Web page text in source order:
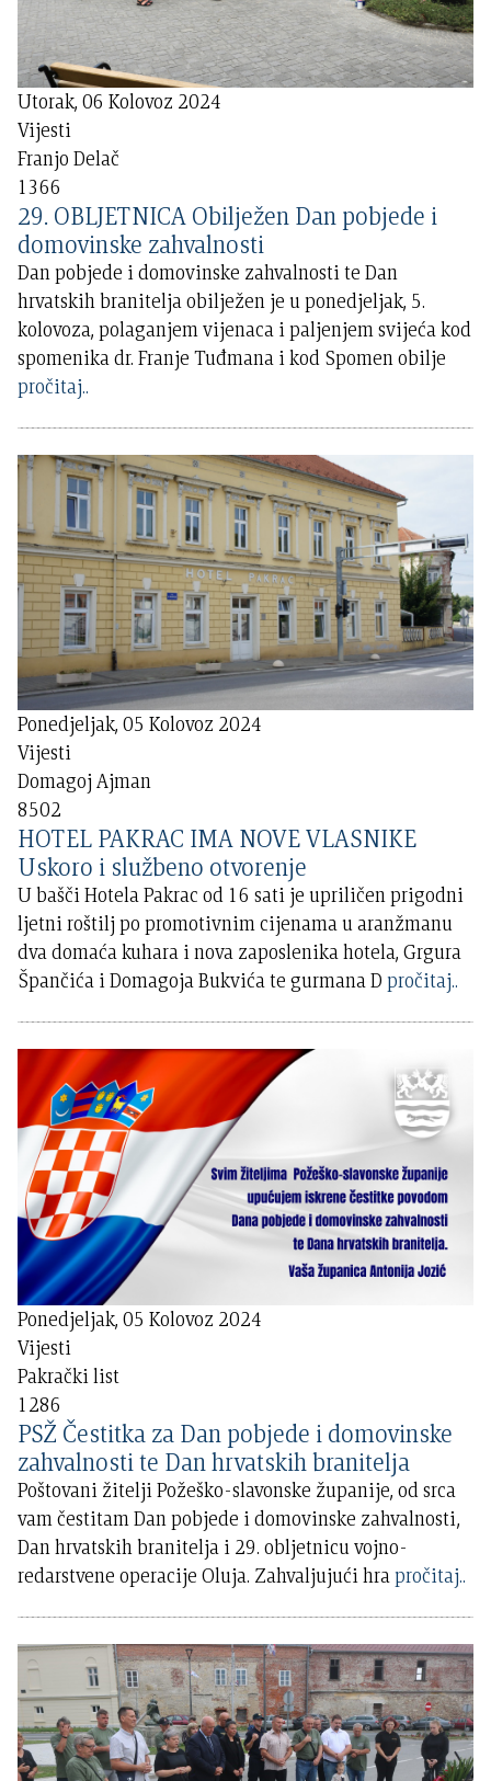
Utorak, 06 Kolovoz 2024
Vijesti
Franjo Delač
1366
29. OBLJETNICA Obilježen Dan pobjede i
domovinske zahvalnosti
Dan pobjede i domovinske zahvalnosti te Dan
hrvatskih branitelja obilježen je u ponedjeljak, 5.
kolovoza, polaganjem vijenaca i paljenjem svijeća kod
spomenika dr. Franje Tuđmana i kod Spomen obilje
pročitaj..
Ponedjeljak, 05 Kolovoz 2024
Vijesti
Domagoj Ajman
8502
HOTEL PAKRAC IMA NOVE VLASNIKE
Uskoro i službeno otvorenje
U bašči Hotela Pakrac od 16 sati je upriličen prigodni
ljetni roštilj po promotivnim cijenama u aranžmanu
dva domaća kuhara i nova zaposlenika hotela, Grgura
Špančića i Domagoja Bukvića te gurmana Dpročitaj..
Ponedjeljak, 05 Kolovoz 2024
Vijesti
Pakrački list
1286
PSŽ Čestitka za Dan pobjede i domovinske
zahvalnosti te Dan hrvatskih branitelja
Poštovani žitelji Požeško-slavonske županije, od srca
vam čestitam Dan pobjede i domovinske zahvalnosti,
Dan hrvatskih branitelja i 29. obljetnicu vojno-
redarstvene operacije Oluja. Zahvaljujući hrapročitaj..